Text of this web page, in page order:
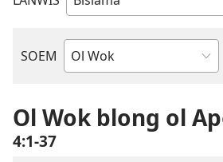
SOEM
Ol
Blong
Baebol
Ol Wok blong ol
4:1-37